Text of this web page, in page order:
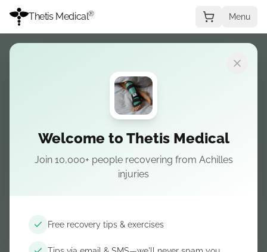
Thetis Medical® Menu
Welcome to Thetis Medical
Join 10,000+ people recovering from Achilles
injuries
Free recovery tips & exercises